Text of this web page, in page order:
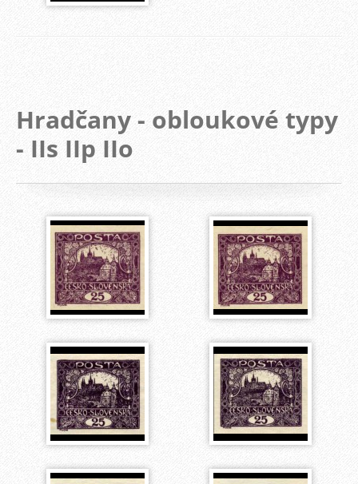
Hradčany - obloukové typy
- IIs IIp IIo